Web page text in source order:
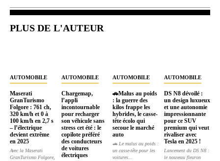
PLUS DE L'AUTEUR
AUTOMOBILE
Maserati
GranTurismo
Folgore : 761 ch,
320 km/h et 0 à
100 km/h en 2,7 s
– l’électrique
devient extrême
en 2025
Avec la Maserati
GranTurismo Folgore,
AUTOMOBILE
Chargemap,
l’appli
incontournable
pour recharger
son véhicule sans
stress cet été : le
copilote préféré
des conducteurs
de voitures
électriques
AUTOMOBILE
🚗Malus au poids
: la guerre des
kilos frappe les
hybrides, le casse-
tête écolo qui
secoue le marché
auto
🚗 Le malus au poids :
un casse-tête pour les
voitures...
AUTOMOBILE
DS N8 dévoilé :
un design luxueux
et une autonomie
impressionnante
pour ce SUV
premium qui veut
rivaliser avec
Tesla en 2025 !
Lancement du DS N8 :
le nouveau fleuron